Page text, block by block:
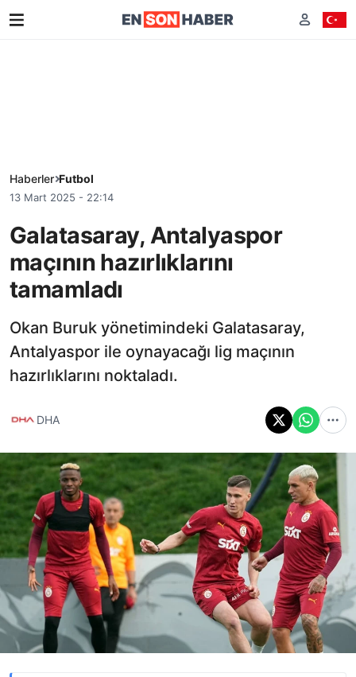
Haberler Futbol
13 Mart 2025 - 22:14
Galatasaray, Antalyaspor
maçının hazırlıklarını
tamamladı
Okan Buruk yönetimindeki Galatasaray,
Antalyaspor ile oynayacağı lig maçının
hazırlıklarını noktaladı.
DHA